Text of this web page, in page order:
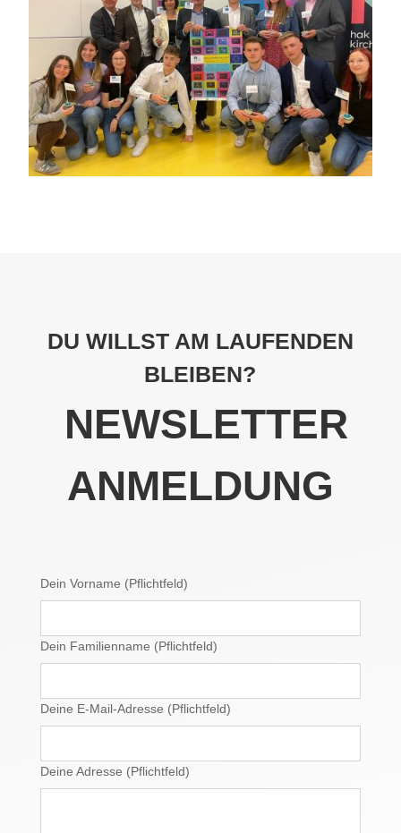
DU WILLST AM LAUFENDEN
BLEIBEN?
NEWSLETTER
ANMELDUNG
Dein Vorname (Pflichtfeld)
Dein Familienname (Pflichtfeld)
Deine E-Mail-Adresse (Pflichtfeld)
Deine Adresse (Pflichtfeld)